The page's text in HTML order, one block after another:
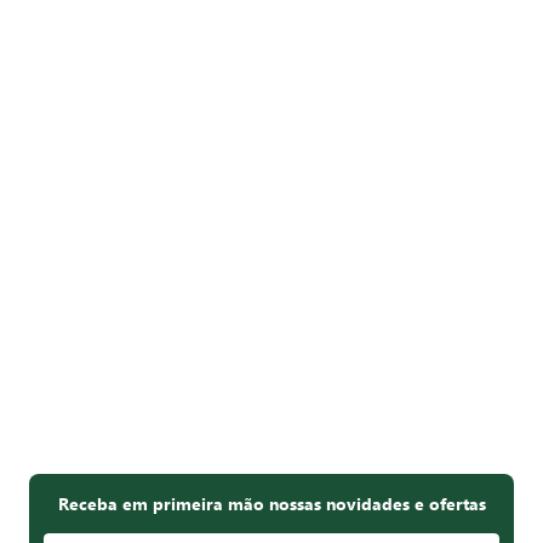
Receba em primeira mão nossas novidades e ofertas